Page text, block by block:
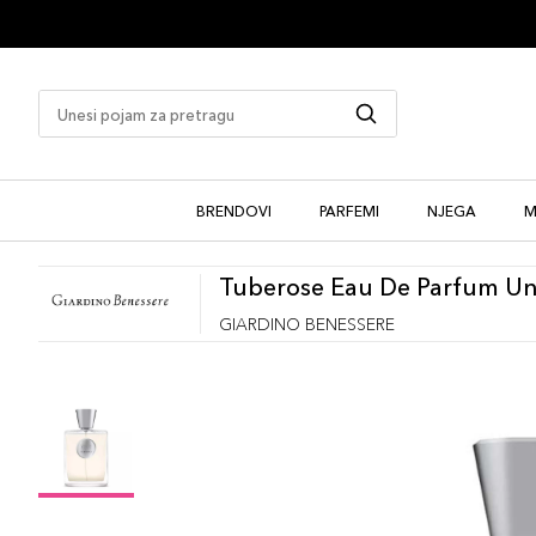
BRENDOVI PARFEMI NJEGA
Tuberose Eau De Parfum
GIARDINO BENESSERE